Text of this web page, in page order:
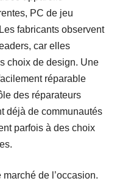
PC de jeu
fabricants observent
car elles
choix de design. Une
réparable
des réparateurs
déjà de communautés
parfois à des choix
marché de l’occasion.